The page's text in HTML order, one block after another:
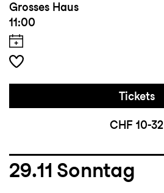
Grosses Haus
11:00
Tickets
CHF 10-32
29.11 Sonntag